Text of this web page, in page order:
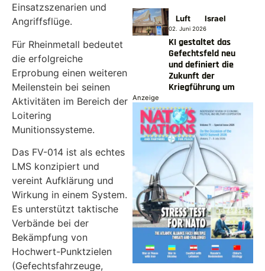
Einsatzszenarien und
Angriffsflüge.
Für Rheinmetall bedeutet
die erfolgreiche
Erprobung einen weiteren
Meilenstein bei seinen
Aktivitäten im Bereich der
Loitering
Munitionssysteme.
Das FV-014 ist als echtes
LMS konzipiert und
vereint Aufklärung und
Wirkung in einem System.
Es unterstützt taktische
Verbände bei der
Bekämpfung von
Hochwert-Punktzielen
(Gefechtsfahrzeuge,
Luft Israel
02. Juni 2026
KI gestaltet das
Gefechtsfeld neu
und definiert die
Zukunft der
Kriegführung um
Anzeige